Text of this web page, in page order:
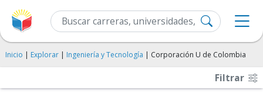
Inicio | Explorar | Ingeniería y Tecnología | Corporación U de Colombia
Filtrar